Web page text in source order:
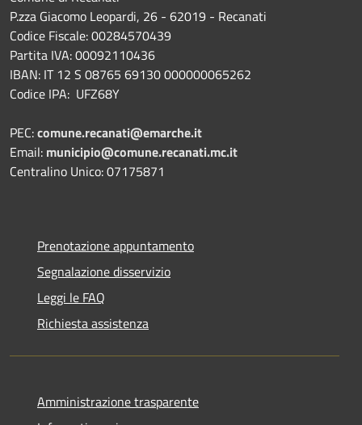
P.zza Giacomo Leopardi, 26 - 62019 - Recanati
Codice Fiscale: 00284570439
Partita IVA: 00092110436
IBAN: IT 12 S 08765 69130 000000065262
Codice IPA: UFZ68Y
PEC:comune.recanati@emarche.it
Email: municipio@comune.recanati.mc.it
Centralino Unico: 07175871
Prenotazione appuntamento
Segnalazione disservizio
Leggi le FAQ
Richiesta assistenza
Amministrazione trasparente